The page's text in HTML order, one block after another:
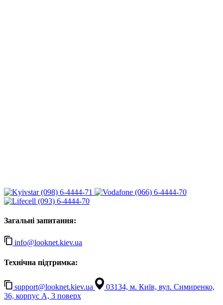
(098) 6-4444-71
(066) 6-4444-70
(093) 6-4444-70
Загальні запитання:
info@looknet.kiev.ua
Технічна підтримка:
support@looknet.kiev.ua
03134, м. Київ, вул. Симиренко,
36, корпус А, 3 поверх